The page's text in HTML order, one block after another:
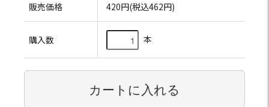
販売価格 420円(税込462円)
購入数 本